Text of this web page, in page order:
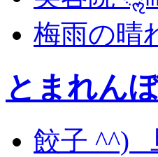
梅雨の
とまれん
餃子 ^^) _